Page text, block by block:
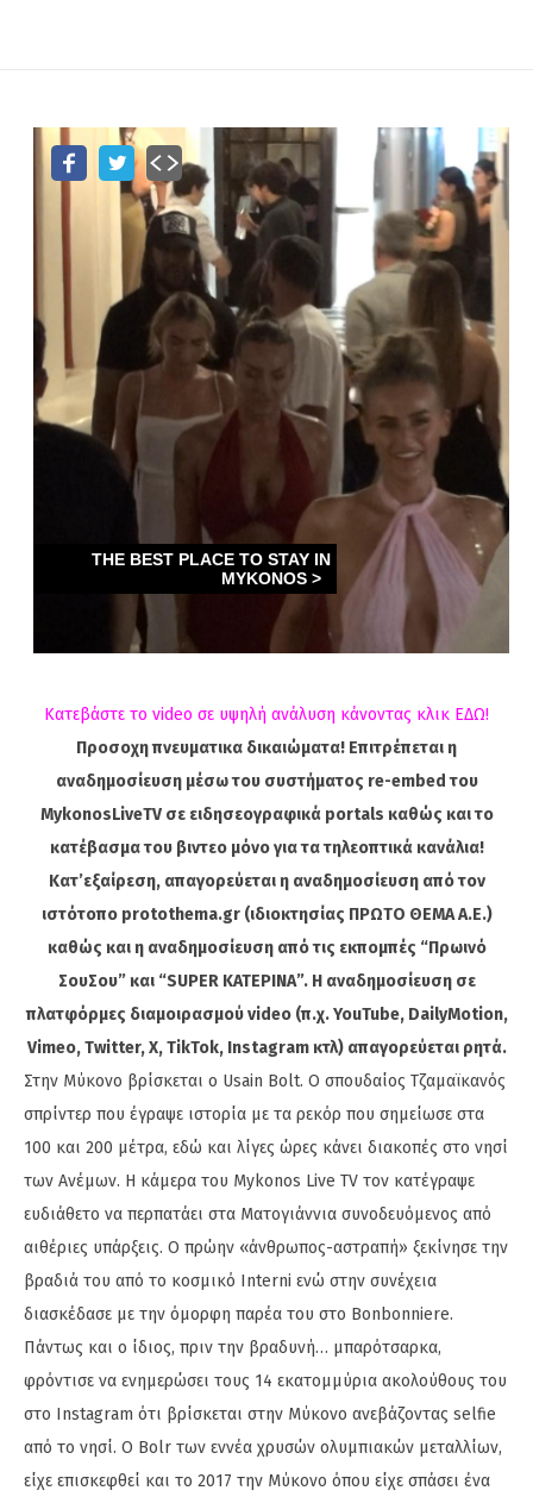
Κατεβάστε το video σε υψηλή ανάλυση κάνοντας κλικ ΕΔΩ!
Προσοχη πνευματικα δικαιώματα! Επιτρέπεται η
αναδημοσίευση μέσω του συστήματος re-embed του
MykonosLiveTV σε ειδησεογραφικά portals καθώς και το
κατέβασμα του βιντεο μόνο για τα τηλεοπτικά κανάλια!
Κατ’εξαίρεση, απαγορεύεται η αναδημοσίευση από τον
ιστότοπο protothema.gr (ιδιοκτησίας ΠΡΩΤΟ ΘΕΜΑ A.E.)
καθώς και η αναδημοσίευση από τις εκπομπές “Πρωινό
ΣουΣου” και “SUPER ΚΑΤΕΡΙΝΑ”. Η αναδημοσίευση σε
πλατφόρμες διαμοιρασμού video (π.χ. YouTube, DailyMotion,
Vimeo, Twitter, X, TikTok, Instagram κτλ) απαγορεύεται ρητά.
Στην Μύκονο βρίσκεται ο Usain Bolt. Ο σπουδαίος Τζαμαϊκανός
σπρίντερ που έγραψε ιστορία με τα ρεκόρ που σημείωσε στα
100 και 200 μέτρα, εδώ και λίγες ώρες κάνει διακοπές στο νησί
των Ανέμων. Η κάμερα του Mykonos Live TV τον κατέγραψε
ευδιάθετο να περπατάει στα Ματογιάννια συνοδευόμενος από
αιθέριες υπάρξεις. Ο πρώην «άνθρωπος-αστραπή» ξεκίνησε την
βραδιά του από το κοσμικό Interni ενώ στην συνέχεια
διασκέδασε με την όμορφη παρέα του στο Bonbonniere.
Πάντως και ο ίδιος, πριν την βραδυνή… μπαρότσαρκα,
φρόντισε να ενημερώσει τους 14 εκατομμύρια ακολούθους του
στο Instagram ότι βρίσκεται στην Μύκονο ανεβάζοντας selfie
από το νησί. Ο Bolr των εννέα χρυσών ολυμπιακών μεταλλίων,
είχε επισκεφθεί και το 2017 την Μύκονο όπου είχε σπάσει ένα